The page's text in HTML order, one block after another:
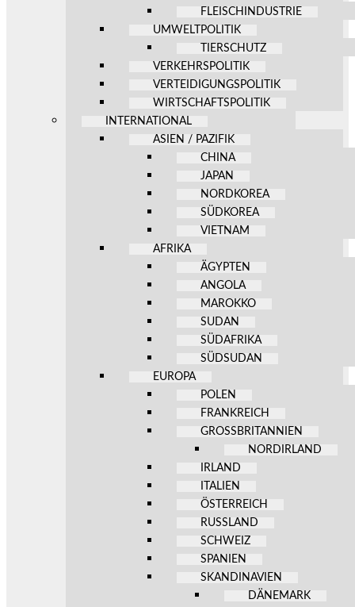
FLEISCHINDUSTRIE
UMWELTPOLITIK
TIERSCHUTZ
VERKEHRSPOLITIK
VERTEIDIGUNGSPOLITIK
WIRTSCHAFTSPOLITIK
INTERNATIONAL
ASIEN / PAZIFIK
CHINA
JAPAN
NORDKOREA
SÜDKOREA
VIETNAM
AFRIKA
ÄGYPTEN
ANGOLA
MAROKKO
SUDAN
SÜDAFRIKA
SÜDSUDAN
EUROPA
POLEN
FRANKREICH
GROSSBRITANNIEN
NORDIRLAND
IRLAND
ITALIEN
ÖSTERREICH
RUSSLAND
SCHWEIZ
SPANIEN
SKANDINAVIEN
DÄNEMARK